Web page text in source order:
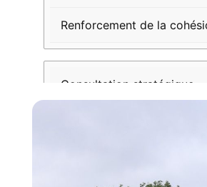
Renforcement de la
Consultation stratégique
Informer sur les
Participation salariée